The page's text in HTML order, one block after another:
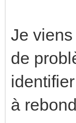
Je
de
à